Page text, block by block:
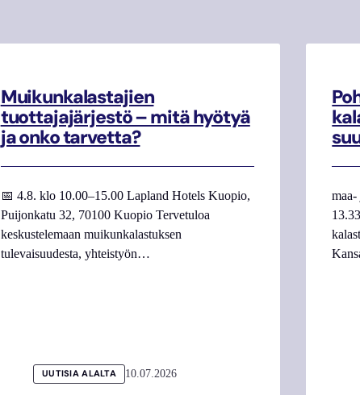
Muikunkalastajien
tuottajajärjestö – mitä hyötyä
ja onko tarvetta?
📅 4.8. klo 10.00–15.00 Lapland Hotels Kuopio,
Puijonkatu 32, 70100 Kuopio Tervetuloa
keskustelemaan muikunkalastuksen
tulevaisuudesta, yhteistyön…
UUTISIA ALALTA 10.07.2026